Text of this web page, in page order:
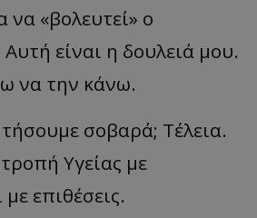
«βολευτεί» ο
είναι η δουλειά μου.
να την κάνω.
σοβαρά; Τέλεια.
Υγείας με
επιθέσεις.